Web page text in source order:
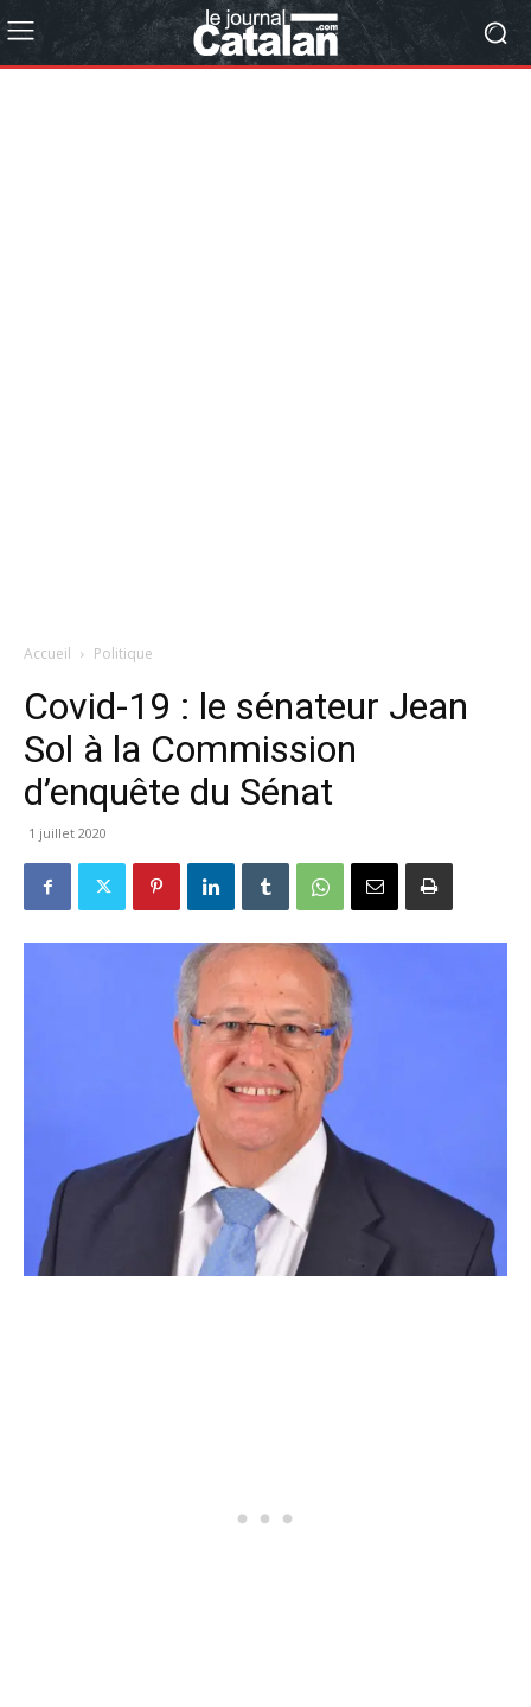
Accueil Politique
Covid-19 : le sénateur Jean
Sol à la Commission
d’enquête du Sénat
1 juillet 2020